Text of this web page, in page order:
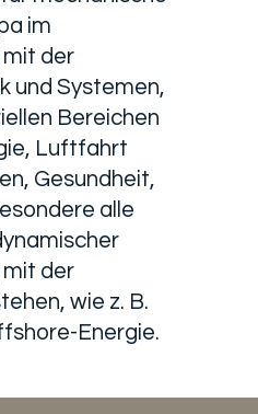
im
der
und Systemen,
Bereichen
Luftfahrt
Gesundheit,
alle
der
wie z. B.
Energie.